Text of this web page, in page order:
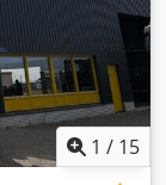
1 / 15